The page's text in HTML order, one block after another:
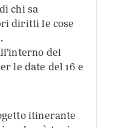
chi sa
diritti le cose
del
le date del 16 e
itinerante